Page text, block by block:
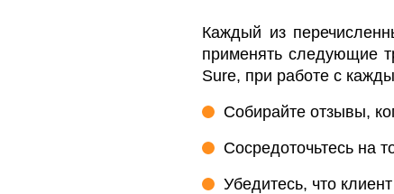
Каждый из
применять следующие
Sure, при работе с
Собирайте отзывы,
Сосредоточьтесь на
Убедитесь, что